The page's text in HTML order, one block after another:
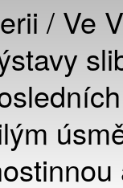
/ Ve